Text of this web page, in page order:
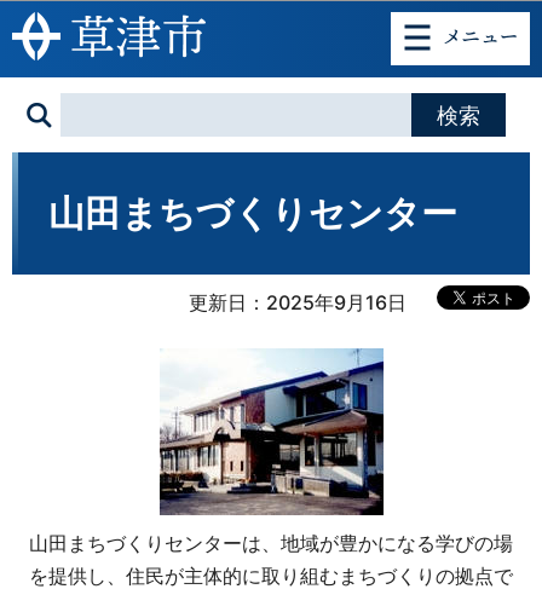
このページの本文へ移動
山田まちづくりセンター
更新日：2025年9月16日
山田まちづくりセンターは、地域が豊かになる学びの場
を提供し、住民が主体的に取り組むまちづくりの拠点で